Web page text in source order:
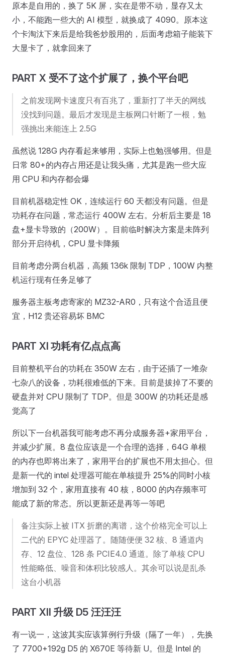
原本是自用的，换了 5K 屏，实在是带不动，显存又太
小，不能跑一些大的 AI 模型，就换成了 4090。原本这
个卡淘汰下来后是给我爸炒股用的，后面考虑箱子能装下
大显卡了，就拿回来了
PART X 受不了这个扩展了，换个平台吧
之前发现网卡速度只有百兆了，重新打了半天的网线
没找到问题。最后才发现是主板网口针断了一根，勉
强挑出来能连上 2.5G
虽然说 128G 内存看起来够用，实际上也勉强够用。但是
日常 80+的内存占用还是让我头痛，尤其是跑一些大应
用 CPU 和内存都会爆
目前机器稳定性 OK，连续运行 60 天都没有问题。但是
功耗存在问题，常态运行 400W 左右。分析后主要是 18
盘+显卡导致的（200W）。目前临时解决方案是未阵列
部分开启待机，CPU 显卡降频
目前考虑分两台机器，高频 136k 限制 TDP，100W 内整
机运行现有任务足够了
服务器主板考虑寄家的 MZ32-AR0，只有这个合适且便
宜，H12 贵还容易坏 BMC
PART XI 功耗有亿点点高
目前整机平台的功耗在 350W 左右，由于还插了一堆杂
七杂八的设备，功耗很难低的下来。目前是拔掉了不要的
硬盘并对 CPU 限制了 TDP。但是 300W 的功耗还是感
觉高了
所以下一台机器我可能考虑不再分成服务器+家用平台，
并减少扩展。8 盘位应该是一个合理的选择，64G 单根
的内存也即将出来了，家用平台的扩展也不用太担心。但
是新一代的 intel 处理器可能在单核提升 25%的同时小核
增加到 32 个，家用直接有 40 核，8000 的内存频率可
能成了新的常态。所以更新还是再等一等吧
备注实际上被 ITX 折磨的离谱，这个价格完全可以上
二代的 EPYC 处理器了。随随便便 32 核、8 通道内
存、12 盘位、128 条 PCIE4.0 通道。除了单核 CPU
性能略低、噪音和体积比较感人。其余可以说是乱杀
这台小机器
PART XII 升级 D5 汪汪汪
有一说一，这波其实应该算例行升级（隔了一年），先换
了 7700+192g D5 的 X670E 等待新 U。但是 Intel 的